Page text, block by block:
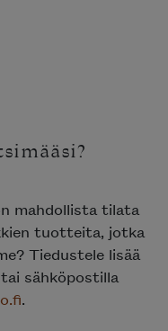
mahdollista tilata
tuotteita, jotka
Tiedustele lisää
sähköpostilla
.